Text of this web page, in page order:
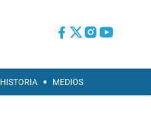
HISTORIA MEDIOS